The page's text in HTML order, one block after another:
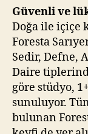
Güvenli ve
Doğa ile içiçe
Foresta
Sedir, Defne,
Daire
göre stüdyo,
sunuluyor.
bulunan